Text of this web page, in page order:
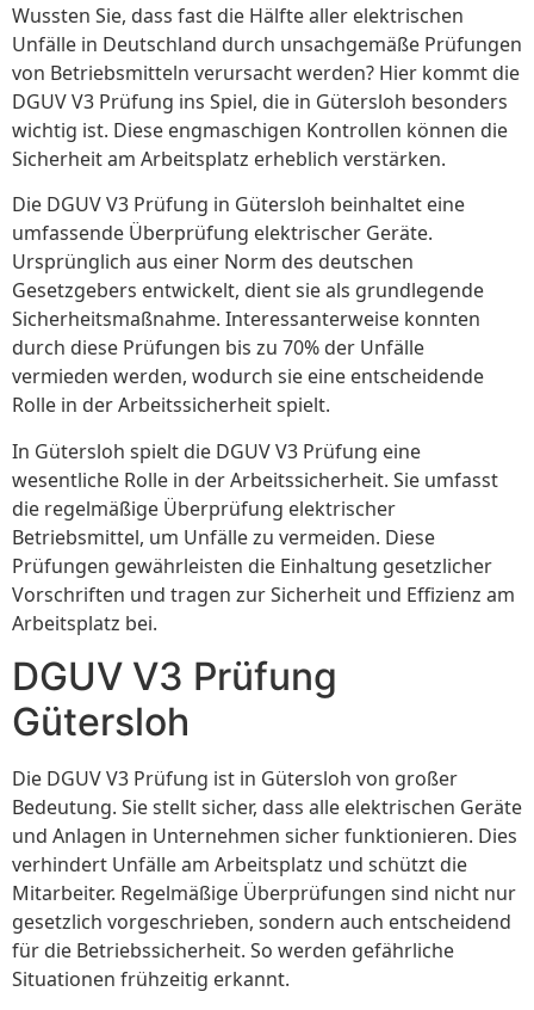
Wussten Sie, dass fast die Hälfte aller elektrischen
Unfälle in Deutschland durch unsachgemäße Prüfungen
von Betriebsmitteln verursacht werden? Hier kommt die
DGUV V3 Prüfung ins Spiel, die in Gütersloh besonders
wichtig ist. Diese engmaschigen Kontrollen können die
Sicherheit am Arbeitsplatz erheblich verstärken.
Die DGUV V3 Prüfung in Gütersloh beinhaltet eine
umfassende Überprüfung elektrischer Geräte.
Ursprünglich aus einer Norm des deutschen
Gesetzgebers entwickelt, dient sie als grundlegende
Sicherheitsmaßnahme. Interessanterweise konnten
durch diese Prüfungen bis zu 70% der Unfälle
vermieden werden, wodurch sie eine entscheidende
Rolle in der Arbeitssicherheit spielt.
In Gütersloh spielt die DGUV V3 Prüfung eine
wesentliche Rolle in der Arbeitssicherheit. Sie umfasst
die regelmäßige Überprüfung elektrischer
Betriebsmittel, um Unfälle zu vermeiden. Diese
Prüfungen gewährleisten die Einhaltung gesetzlicher
Vorschriften und tragen zur Sicherheit und Effizienz am
Arbeitsplatz bei.
DGUV V3 Prüfung
Gütersloh
Die DGUV V3 Prüfung ist in Gütersloh von großer
Bedeutung. Sie stellt sicher, dass alle elektrischen Geräte
und Anlagen in Unternehmen sicher funktionieren. Dies
verhindert Unfälle am Arbeitsplatz und schützt die
Mitarbeiter. Regelmäßige Überprüfungen sind nicht nur
gesetzlich vorgeschrieben, sondern auch entscheidend
für die Betriebssicherheit. So werden gefährliche
Situationen frühzeitig erkannt.